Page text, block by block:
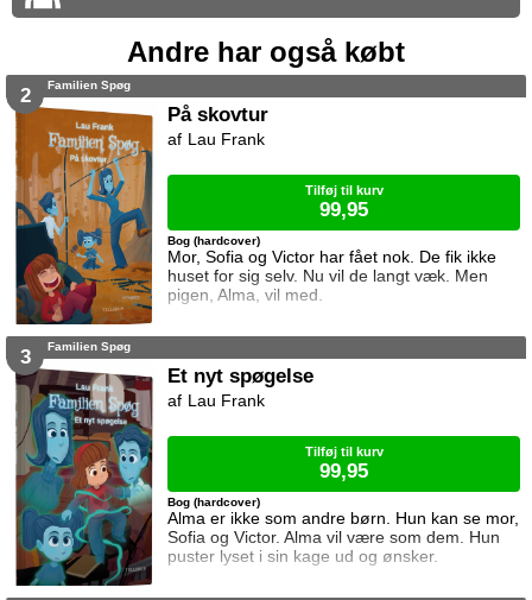
Andre har også købt
2 Familien Spøg
På skovtur
Mor, Sofia og Victor har fået nok. De fik ikke
huset for sig selv. Nu vil de langt væk. Men
pigen, Alma, vil med.
Bog (hardcover)
Lau Frank
Tilføj til kurv
99,95
3 Familien Spøg
Et nyt spøgelse
Alma er ikke som andre børn. Hun kan se mor,
Sofia og Victor. Alma vil være som dem. Hun
puster lyset i sin kage ud og ønsker.
Bog (hardcover)
Lau Frank
Tilføj til kurv
99,95